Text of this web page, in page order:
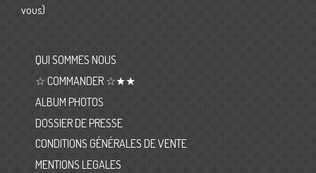
vous)
QUI SOMMES NOUS
☆ COMMANDER ☆★★
ALBUM PHOTOS
DOSSIER DE PRESSE
CONDITIONS GÉNÉRALES DE VENTE
MENTIONS LEGALES